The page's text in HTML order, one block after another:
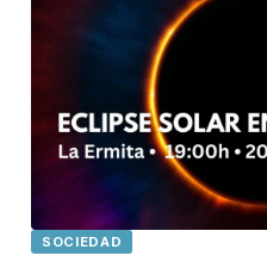
SOCIEDAD